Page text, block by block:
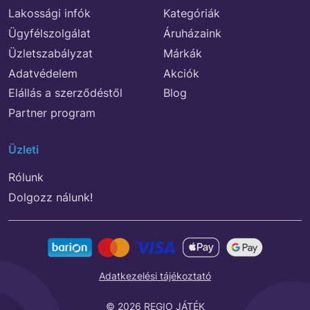
Lakossági infók
Ügyfélszolgálat
Üzletszabályzat
Adatvédelem
Elállás a szerződéstől
Partner program
Kategóriák
Áruházaink
Márkák
Akciók
Blog
Üzleti
Rólunk
Dolgozz nálunk!
© 2026 REGIO JÁTÉK
Adatkezelési tájékoztató